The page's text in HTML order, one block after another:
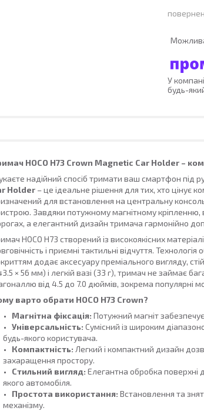
У
будь-
HOCO H73 Crown Magnetic Car Holder –
надійний спосіб тримати ваш смартфон під
Holder – це ідеальне рішення для тих, хто цінує
для встановлення на центральну
Завдяки потужному магнітному
а елегантний дизайн тримача гармонійно
HOCO H73 створений із високоякісних
і приємні тактильні відчуття.
додає аксесуару преміального вигляду,
× 56 мм) і легкій вазі (33 г), тримач не займає
від 4.5 до 7.0 дюймів, зокрема популярні
варто обрати HOCO H73 Crown?
Магнітна фіксація: Потужний магніт
Універсальність: Сумісний із широким
будь-якого користувача.
Компактність: Легкий і компактний дизайн
захаращення простору.
Стильний вигляд: Елегантна обробка поверхні
якого автомобіля.
Простота використання: Встановлення та
механізму.